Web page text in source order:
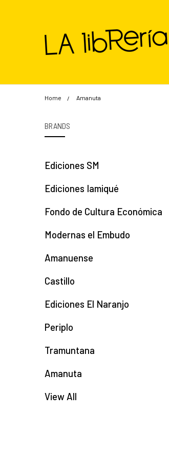
Home Amanuta
BRANDS
Ediciones SM
Ediciones Iamiqué
Fondo de Cultura Económica
Modernas el Embudo
Amanuense
Castillo
Ediciones El Naranjo
Periplo
Tramuntana
Amanuta
View All